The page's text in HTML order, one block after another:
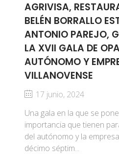
AGRIVISA,
BELÉN BORRALLO
ANTONIO PAREJO,
LA XVII GALA DE
AUTÓNOMO Y
VILLANOVENSE
17 junio, 2024
Una gala en la que se
importancia que tienen
del autónomo y la
décimo séptim...